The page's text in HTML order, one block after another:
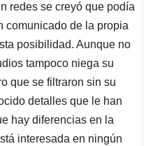
redes se creyó que podía
comunicado de la propia
posibilidad. Aunque no
tampoco niega su
que se filtraron sin su
detalles que le han
hay diferencias en la
interesada en ningún